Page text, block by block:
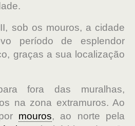
sob os mouros, a cidade
período de esplendor
graças a sua localização
fora das muralhas,
na zona extramuros. Ao
mouros, ao norte pela